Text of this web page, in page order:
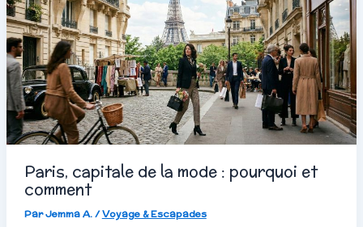
Paris, capitale de la mode : pourquoi et
comment
ParJemma A./Voyage & Escapades